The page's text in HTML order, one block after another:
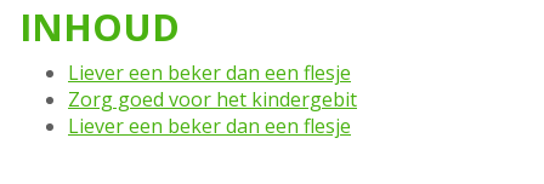
INHOUD
Liever een beker dan een flesje
Zorg goed voor het kindergebit
Liever een beker dan een flesje